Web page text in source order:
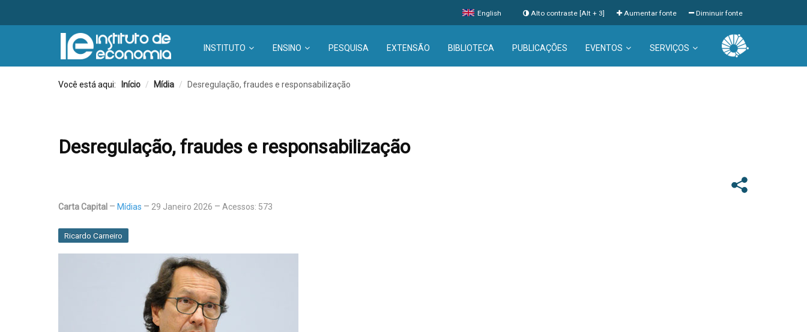
English Diminuir fonte
Aumentar fonte
Alto contraste [Alt + 3]
INSTITUTO ENSINO PESQUISA EXTENSÃO BIBLIOTECA PUBLICAÇÕES EVENTOS SERVIÇOS
Você está aqui: Início / Mídia / Desregulação, fraudes e responsabilização
Desregulação, fraudes e responsabilização
Carta Capital Mídias 29 Janeiro 2026 Acessos: 573
Ricardo Carneiro